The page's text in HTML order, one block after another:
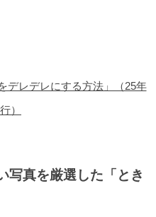
デレデレにする方法」（25年
）
写真を厳選した「とき